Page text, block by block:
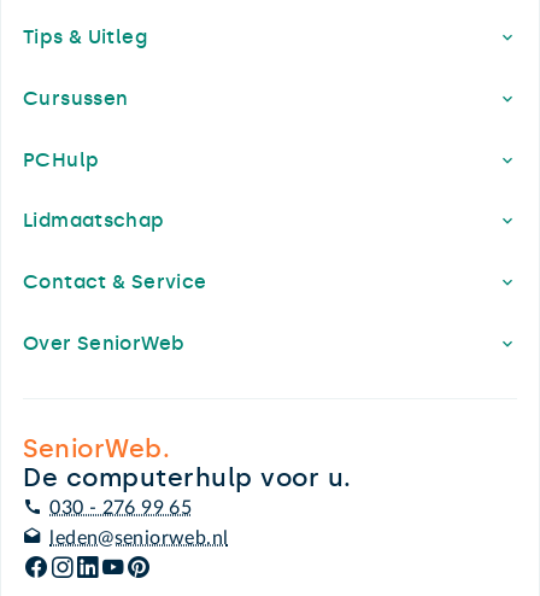
Tips & Uitleg
Cursussen
PCHulp
Lidmaatschap
Contact & Service
Over SeniorWeb
SeniorWeb.
De computerhulp voor u.
030 - 276 99 65
leden@seniorweb.nl